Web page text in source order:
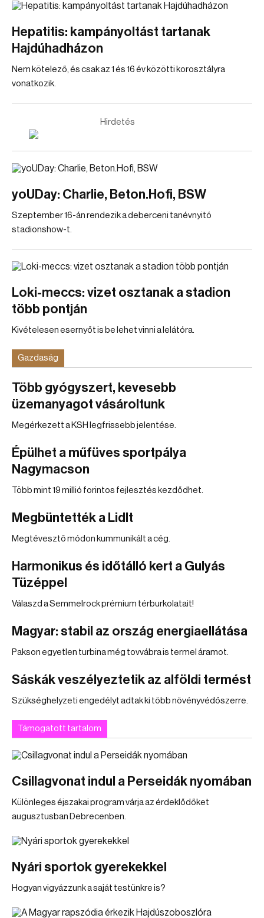
Hepatitis: kampányoltást tartanak
Hajdúhadházon
Nem kötelező, és csak az 1 és 16 év közötti korosztályra
vonatkozik.
Hirdetés
yoUDay: Charlie, Beton.Hofi, BSW
Szeptember 16-án rendezik a deberceni tanévnyitó
stadionshow-t.
Loki-meccs: vizet osztanak a stadion
több pontján
Kivételesen esernyőt is be lehet vinni a lelátóra.
Gazdaság
Több gyógyszert, kevesebb
üzemanyagot vásároltunk
Megérkezett a KSH legfrissebb jelentése.
Épülhet a műfüves sportpálya
Nagymacson
Több mint 19 millió forintos fejlesztés kezdődhet.
Megbüntették a Lidlt
Megtévesztő módon kummunikált a cég.
Harmonikus és időtálló kert a Gulyás
Tüzéppel
Válaszd a Semmelrock prémium térburkolatait!
Magyar: stabil az ország energiaellátása
Pakson egyetlen turbina még tovvábra is termel áramot.
Sáskák veszélyeztetik az alföldi termést
Szükséghelyzeti engedélyt adtak ki több növényvédőszerre.
Támogatott tartalom
Csillagvonat indul a Perseidák nyomában
Különleges éjszakai program várja az érdeklődőket
augusztusban Debrecenben.
Nyári sportok gyerekekkel
Hogyan vigyázzunk a saját testünkre is?